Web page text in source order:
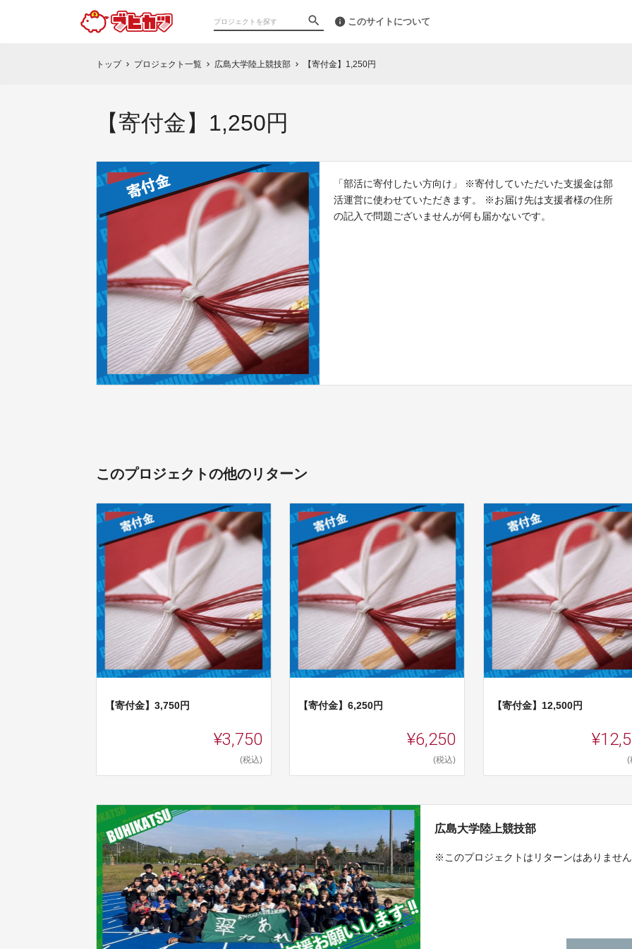
このサイトについて
トップ chevron_right プロジェクト一覧 chevron_right 広島大学陸上競技部 chevron_right 【寄付金】1,250円
【寄付金】1,250円
「部活に寄付したい方向け」 ※寄付していただいた支援金は部
活運営に使わせていただきます。 ※お届け先は支援者様の住所
の記入で問題ございませんが何も届かないです。
このプロジェクトの他のリターン
【寄付金】3,750円
¥3,750
(税込)
【寄付金】6,250円
¥6,250
(税込)
【寄付金】12,500円
(
広島大学陸上競技部
※このプロジェクトはリターンはありませ